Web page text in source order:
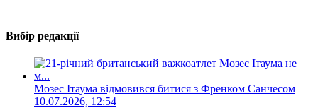
Вибір редакції
Мозес Ітаума відмовився битися з Френком Санчесом
10.07.2026, 12:54